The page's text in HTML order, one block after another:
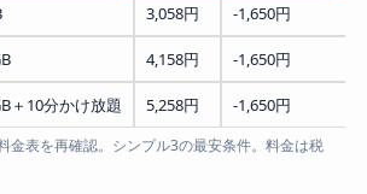
3,058円 -1,650円
4,158円 -1,650円
＋10分かけ放題 5,258円 -1,650円
金表を再確認。シンプル3の最安条件。料金は税